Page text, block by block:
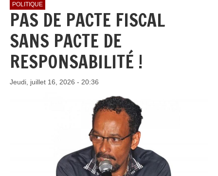
POLITIQUE
PAS DE PACTE FISCAL
SANS PACTE DE
RESPONSABILITÉ !
Jeudi, juillet 16, 2026 - 20:36